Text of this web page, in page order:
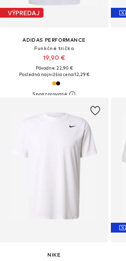
VÝPREDAJ
ADIDAS PERFORMANCE
Funkčné tričko
19,90 €
Pôvodne: 22,90 €
Posledná najnižšia cena:12,29 €
NIKE